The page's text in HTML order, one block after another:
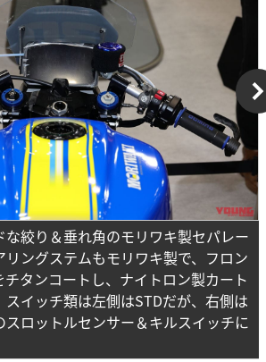
な絞り＆垂れ角のモリワキ製セパレー
リングステムもモリワキ製で、フロン
チタンコートし、ナイトロン製カート
スイッチ類は左側はSTDだが、右側は
ロットルセンサー＆キルスイッチに